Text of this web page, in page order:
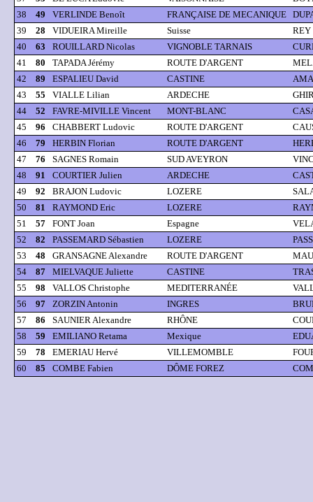
38
49 VERLINDE Benoît FRANÇAISE DE MECANIQUE
39
28 VIDUEIRA Mireille Suisse
REY
40
63 ROUILLARD Nicolas VIGNOBLE TARNAIS
41
80 TAPADA Jérémy ROUTE D'ARGENT
42
89 ESPALIEU David CASTINE
43
55 VIALLE Lilian ARDECHE
44
52 FAVRE-MIVILLE Vincent MONT-BLANC
45
96 CHABBERT Ludovic ROUTE D'ARGENT
46
79 HERBIN Florian ROUTE D'ARGENT
47
76 SAGNES Romain SUD AVEYRON
48
91 COURTIER Julien ARDECHE
49
92 BRAJON Ludovic LOZERE
50
81 RAYMOND Eric LOZERE
51
57 FONT Joan Espagne
52
82 PASSEMARD Sébastien LOZERE
53
48 GRANSAGNE Alexandre ROUTE D'ARGENT
54
87 MIELVAQUE Juliette CASTINE
55
98 VALLOS Christophe MEDITERRANÉE
56
97 ZORZIN Antonin INGRES
57
86 SAUNIER Alexandre RHÔNE
58
59 EMILIANO Retama Mexique
59
78 EMERIAU Hervé VILLEMOMBLE
60
85 COMBE Fabien DÔME FOREZ